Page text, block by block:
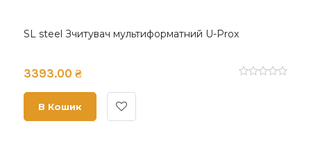
SL steel Зчитувач мультиформатний U-Prox
3393.00 ₴
В Кошик